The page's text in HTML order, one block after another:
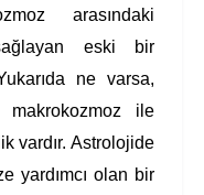
arasındaki
eski bir
ne varsa,
makrokozmoz ile
vardır. Astrolojide
yardımcı olan bir